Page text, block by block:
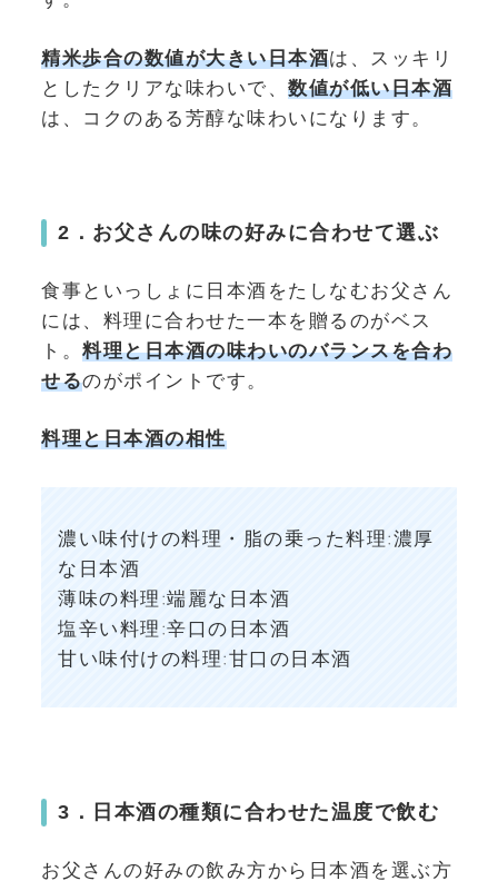
精米歩合の数値が大きい日本酒は、スッキリ
としたクリアな味わいで、 数値が低い日本酒
は、コクのある芳醇な味わいになります。
2．お父さんの味の好みに合わせて選ぶ
食事といっしょに日本酒をたしなむお父さん
には、料理に合わせた一本を贈るのがベス
ト。 料理と日本酒の味わいのバランスを合わ
せるのがポイントです。
料理と日本酒の相性
濃い味付けの料理・脂の乗った料理:濃厚
な日本酒
薄味の料理:端麗な日本酒
塩辛い料理:辛口の日本酒
甘い味付けの料理:甘口の日本酒
3．日本酒の種類に合わせた温度で飲む
お父さんの好みの飲み方から日本酒を選ぶ方